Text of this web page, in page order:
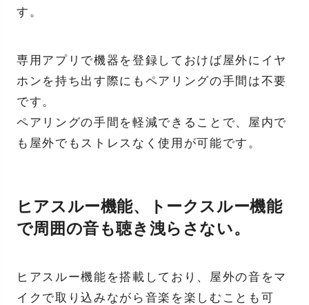
す。
専用アプリで機器を登録しておけば屋外にイヤ
ホンを持ち出す際にもペアリングの手間は不要
です。
ペアリングの手間を軽減できることで、屋内で
も屋外でもストレスなく使用が可能です。
ヒアスルー機能、トークスルー機能
で周囲の音も聴き洩らさない。
ヒアスルー機能を搭載しており、屋外の音をマ
イクで取り込みながら音楽を楽しむことも可